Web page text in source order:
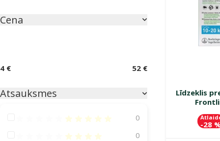
Cena
4 € 52 €
Atsauksmes
Atsauksmes 100%
0
Atsauksmes 80%
0
Līdzeklis
-28